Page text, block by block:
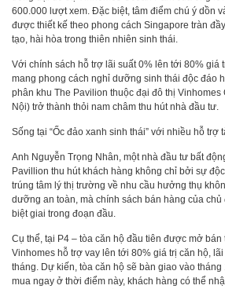
600.000 lượt xem. Đặc biệt, tâm điểm chú ý dồn
được thiết kế theo phong cách Singapore tràn
tạo, hài hòa trong thiên nhiên sinh thái.
Với chính sách hỗ trợ lãi suất 0% lên tới 80% giá
mang phong cách nghỉ dưỡng sinh thái độc đáo
phân khu The Pavilion thuộc đại đô thị Vinhomes
Nội) trở thành thỏi nam châm thu hút nhà đầu tư.
Sống tại “Ốc đảo xanh sinh thái” với nhiều hỗ trợ
Anh Nguyễn Trọng Nhân, một nhà đầu tư bất
Pavillion thu hút khách hàng không chỉ bởi sự
trúng tâm lý thị trường về nhu cầu hưởng thụ
dưỡng an toàn, mà chính sách bán hàng của
biệt giai trong đoạn đầu.
Cụ thể, tại P4 – tòa căn hộ đầu tiên được mở
Vinhomes hỗ trợ vay lên tới 80% giá trị căn hộ,
tháng. Dự kiến, tòa căn hộ sẽ bàn giao vào tháng
mua ngay ở thời điểm này, khách hàng có thể